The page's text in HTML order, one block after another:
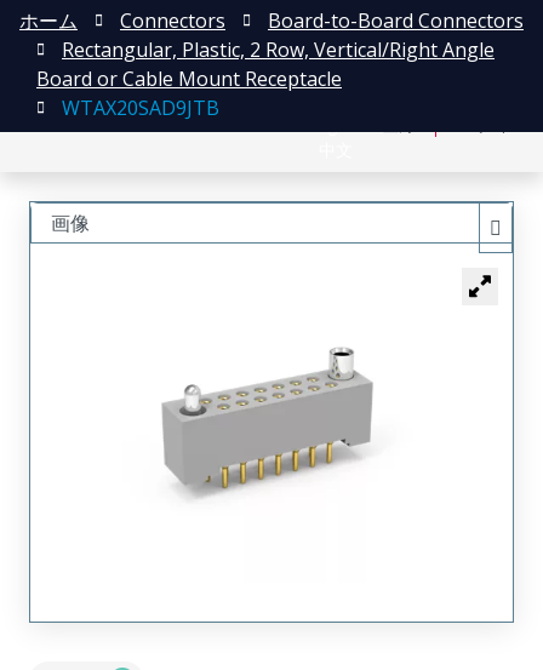
ホーム Connectors
Board-to-Board Connectors
Rectangular, Plastic, 2 Row, Vertical/Right Angle
Board or Cable Mount Receptacle
WTAX20SAD9JTB
画像